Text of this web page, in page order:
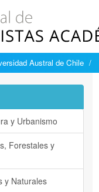
Austral de Chile
y Urbanismo
Forestales y
y Naturales